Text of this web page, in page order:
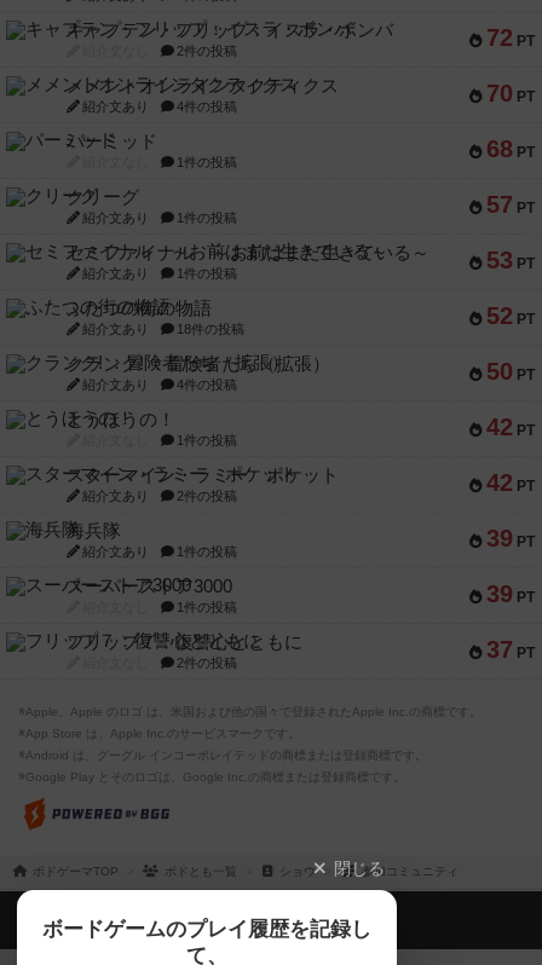
72 PT
キャプテン・フリップ：イスラ・ボンバ
2件の投稿
70 PT
メメントオンラインタクティクス
紹介文あり 4件の投稿
68 PT
パーミッド
1件の投稿
57 PT
クリーグ
紹介文あり 1件の投稿
53 PT
セミファイナル ～お前はまだ生きている～
紹介文あり 1件の投稿
52 PT
ふたつの街の物語
紹介文あり 18件の投稿
50 PT
クランク! ：冒険者たち（拡張）
紹介文あり 4件の投稿
42 PT
とうほうの！
1件の投稿
42 PT
スターマイン・ラミー ポケット
紹介文あり 2件の投稿
39 PT
海兵隊
紹介文あり 1件の投稿
39 PT
スーパーストア3000
1件の投稿
37 PT
フリップ７：復讐心とともに
2件の投稿
※Apple、Apple のロゴ は、米国および他の国々で登録されたApple Inc.の商標です。
※App Store は、Apple Inc.のサービスマークです。
※Android は、グーグル インコーポレイテッドの商標または登録商標です。
※Google Play とそのロゴは、Google Inc.の商標または登録商標です。
ボドゲーマTOP ボドとも一覧 ショウ 参加コミュニティ
閉じる
ボードゲームのプレイ履歴を記録し
て、
ボドゲーマTOP